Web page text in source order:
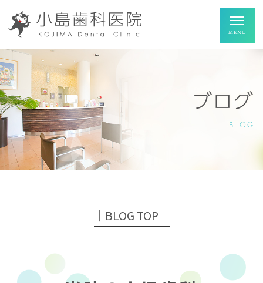
ブログ
BLOG
│BLOG TOP│